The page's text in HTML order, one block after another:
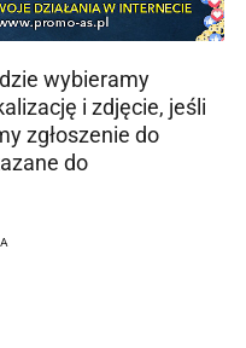
wybieramy
i zdjęcie, jeśli
zgłoszenie do
do